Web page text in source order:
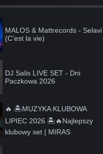
MALOS & Mattrecords - Selavi
(C’est la vie)
DJ Salis LIVE SET - Dni
Paczkowa 2026
🔥 🏝️MUZYKA KLUBOWA
LIPIEC 2026 🏝️🔥Najlepszy
klubowy set | MIRAS